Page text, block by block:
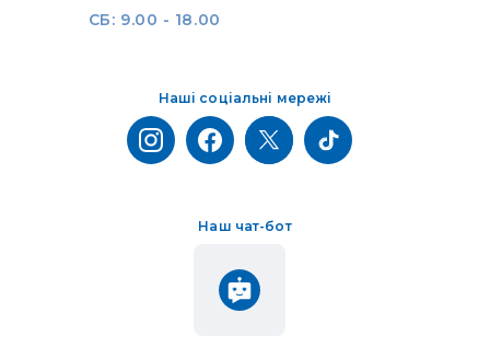
Наш чат-бот
Наші соціальні мережі
СБ: 9.00 - 18.00